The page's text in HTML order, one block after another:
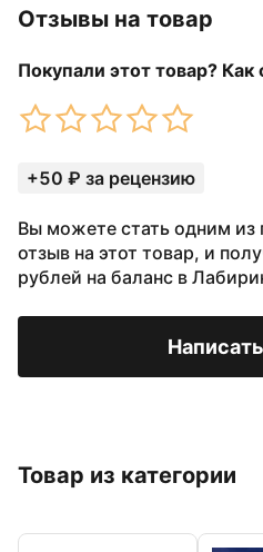
Отзывы на товар
Покупали этот товар? Как
+50 ₽ за рецензию
Вы можете стать одним из
отзыв на этот товар, и
рублей на баланс в
Товар из категории